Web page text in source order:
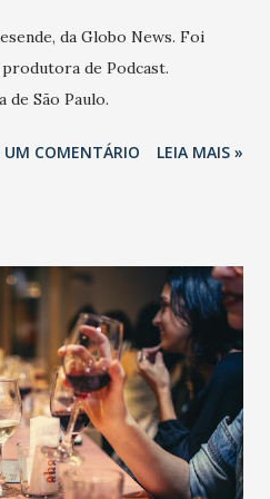
da Globo News. Foi
de Podcast.
de São Paulo.
UM COMENTÁRIO LEIA MAIS »